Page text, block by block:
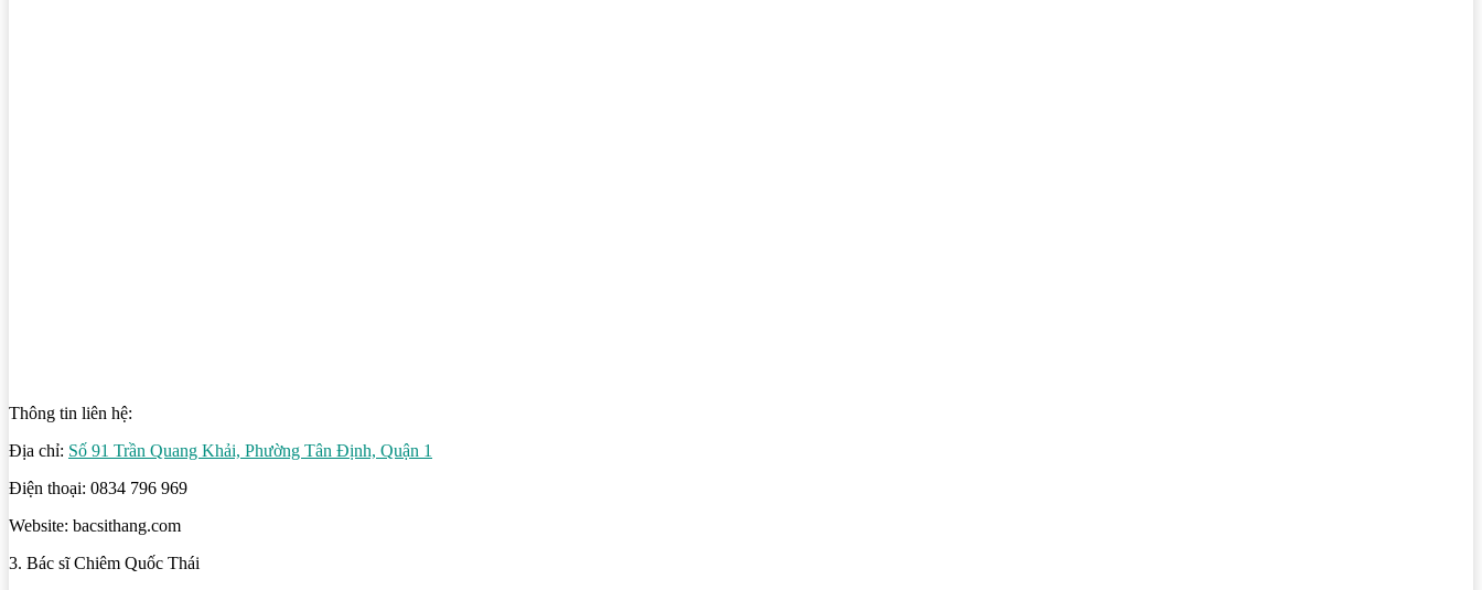
Thông tin liên hệ:
Địa chỉ: Số 91 Trần Quang Khải, Phường Tân Định, Quận 1
Điện thoại: 0834 796 969
Website: bacsithang.com
3. Bác sĩ Chiêm Quốc Thái